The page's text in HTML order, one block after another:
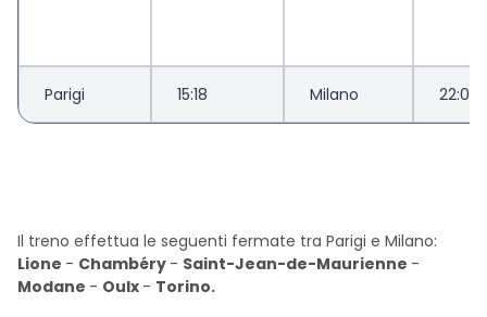
Parigi 15:18 Milano 22:07
Il treno effettua le seguenti fermate tra Parigi e Milano:
Lione - Chambéry - Saint-Jean-de-Maurienne -
Modane - Oulx - Torino.